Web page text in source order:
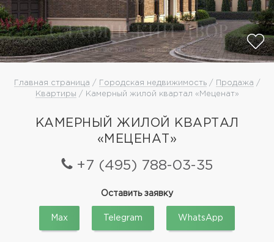
Главная страница / Городская недвижимость/ Продажа /
Квартиры / Камерный жилой квартал «Меценат»
КАМЕРНЫЙ ЖИЛОЙ КВАРТАЛ
«МЕЦЕНАТ»
+7 (495) 788-03-35
Оставить заявку
Max Telegram WhatsApp